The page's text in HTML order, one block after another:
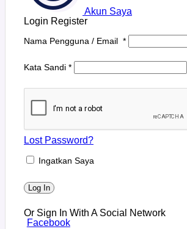
Akun Saya
Login Register
Nama Pengguna / Email *
Kata Sandi *
Lost Password?
Ingatkan Saya
Log In
Or Sign In With A Social Network
Facebook